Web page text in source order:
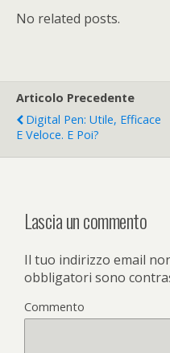
No related posts.
Articolo Precedente
Digital Pen: Utile, Efficace
E Veloce. E Poi?
Lascia un commento
Il tuo indirizzo email
obbligatori sono
Commento